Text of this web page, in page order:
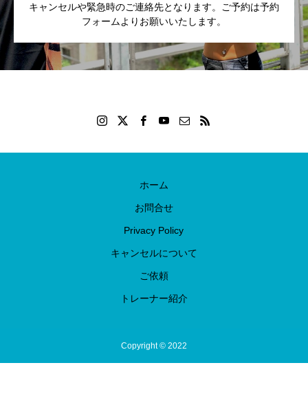
キャンセルや緊急時のご連絡先となります。ご予約は予約
フォームよりお願いいたします。
ホーム
お問合せ
Privacy Policy
キャンセルについて
ご依頼
トレーナー紹介
Copyright © 2022